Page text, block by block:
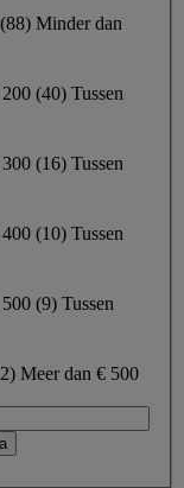
(88) Minder dan
(40) Tussen
(16) Tussen
(10) Tussen
(9) Tussen
) Meer dan € 500